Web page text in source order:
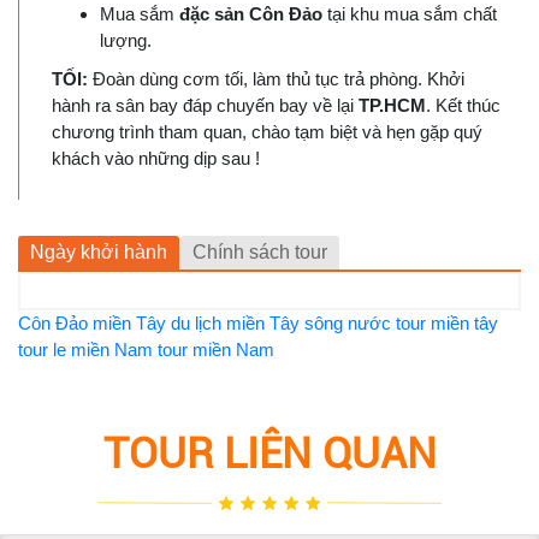
Mua sắm đặc sản Côn Đảotại khu mua sắm chất
lượng.
TỐI: Đoàn dùng cơm tối, làm thủ tục trả phòng. Khởi
hành ra sân bay đáp chuyến bay về lại TP.HCM. Kết thúc
chương trình tham quan, chào tạm biệt và hẹn gặp quý
khách vào những dịp sau !
Ngày khởi hành Chính sách tour
Côn Đảo miền Tây du lịch miền Tây sông nước tour miền tây
tour le miền Nam tour miền Nam
TOUR LIÊN QUAN